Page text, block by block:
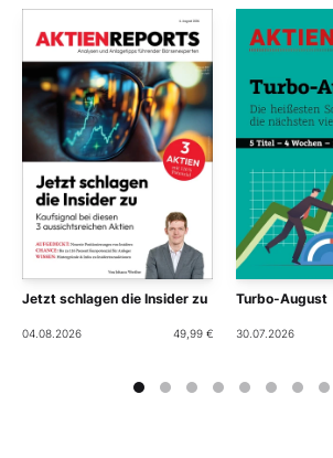
Jetzt schlagen die Insider zu
04.08.2026 49,99 €
Turbo-August
30.07.2026